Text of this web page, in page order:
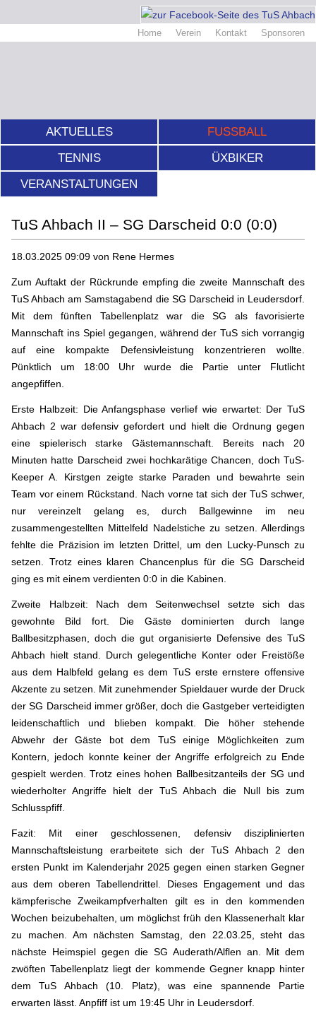
Home Verein Kontakt Sponsoren
AKTUELLES
FUSSBALL
TENNIS
ÜXBIKER
VERANSTALTUNGEN
TuS Ahbach II – SG Darscheid 0:0 (0:0)
18.03.2025 09:09 von Rene Hermes
Zum Auftakt der Rückrunde empfing die zweite Mannschaft des
TuS Ahbach am Samstagabend die SG Darscheid in Leudersdorf.
Mit dem fünften Tabellenplatz war die SG als favorisierte
Mannschaft ins Spiel gegangen, während der TuS sich vorrangig
auf eine kompakte Defensivleistung konzentrieren wollte.
Pünktlich um 18:00 Uhr wurde die Partie unter Flutlicht
angepfiffen.
Erste Halbzeit: Die Anfangsphase verlief wie erwartet: Der TuS
Ahbach 2 war defensiv gefordert und hielt die Ordnung gegen
eine spielerisch starke Gästemannschaft. Bereits nach 20
Minuten hatte Darscheid zwei hochkarätige Chancen, doch TuS-
Keeper A. Kirstgen zeigte starke Paraden und bewahrte sein
Team vor einem Rückstand. Nach vorne tat sich der TuS schwer,
nur vereinzelt gelang es, durch Ballgewinne im neu
zusammengestellten Mittelfeld Nadelstiche zu setzen. Allerdings
fehlte die Präzision im letzten Drittel, um den Lucky-Punsch zu
setzen. Trotz eines klaren Chancenplus für die SG Darscheid
ging es mit einem verdienten 0:0 in die Kabinen.
Zweite Halbzeit: Nach dem Seitenwechsel setzte sich das
gewohnte Bild fort. Die Gäste dominierten durch lange
Ballbesitzphasen, doch die gut organisierte Defensive des TuS
Ahbach hielt stand. Durch gelegentliche Konter oder Freistöße
aus dem Halbfeld gelang es dem TuS erste ernstere offensive
Akzente zu setzen. Mit zunehmender Spieldauer wurde der Druck
der SG Darscheid immer größer, doch die Gastgeber verteidigten
leidenschaftlich und blieben kompakt. Die höher stehende
Abwehr der Gäste bot dem TuS einige Möglichkeiten zum
Kontern, jedoch konnte keiner der Angriffe erfolgreich zu Ende
gespielt werden. Trotz eines hohen Ballbesitzanteils der SG und
wiederholter Angriffe hielt der TuS Ahbach die Null bis zum
Schlusspfiff.
Fazit: Mit einer geschlossenen, defensiv disziplinierten
Mannschaftsleistung erarbeitete sich der TuS Ahbach 2 den
ersten Punkt im Kalenderjahr 2025 gegen einen starken Gegner
aus dem oberen Tabellendrittel. Dieses Engagement und das
kämpferische Zweikampfverhalten gilt es in den kommenden
Wochen beizubehalten, um möglichst früh den Klassenerhalt klar
zu machen. Am nächsten Samstag, den 22.03.25, steht das
nächste Heimspiel gegen die SG Auderath/Alflen an. Mit dem
zwöften Tabellenplatz liegt der kommende Gegner knapp hinter
dem TuS Ahbach (10. Platz), was eine spannende Partie
erwarten lässt. Anpfiff ist um 19:45 Uhr in Leudersdorf.